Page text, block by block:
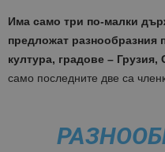
Има само три по-малки
предложат разнообразния
култура, градове –
само последните две са